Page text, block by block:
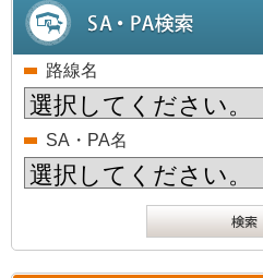
路線名
SA・PA名